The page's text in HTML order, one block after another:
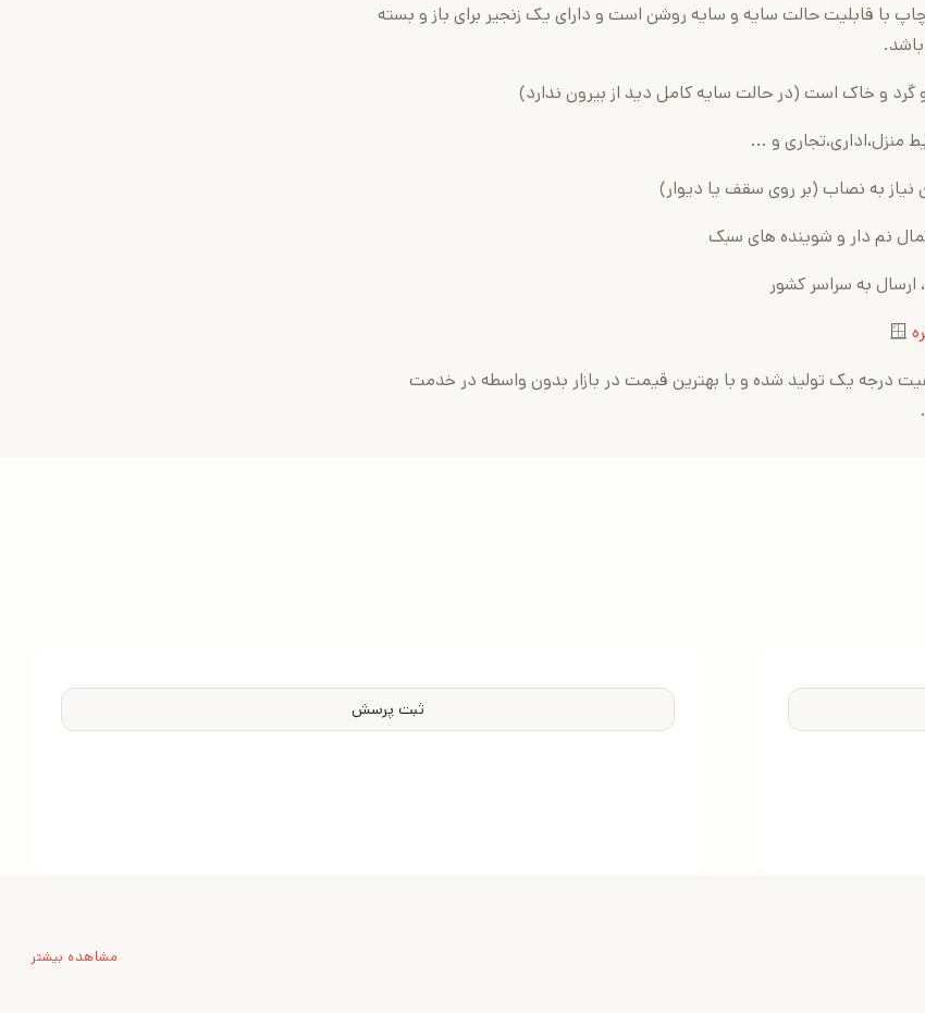
با قابلیت حالت سایه و سایه روشن است و دارای یک زنجیر برای باز و بسته
و گرد و خاک است (در حالت سایه کامل دید از بیرون ندارد)
منزل،اداری،تجاری و ...
به نصاب (بر روی سقف یا دیوار)
نم دار و شوینده های سبک
🪟
درجه یک تولید شده و با بهترین قیمت در بازار بدون واسطه در خدمت
ثبت پرسش
مشاهده بیشتر